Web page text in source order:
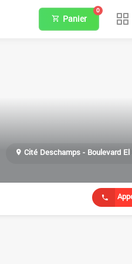
Panier
0
Cité Deschamps - Boulevard